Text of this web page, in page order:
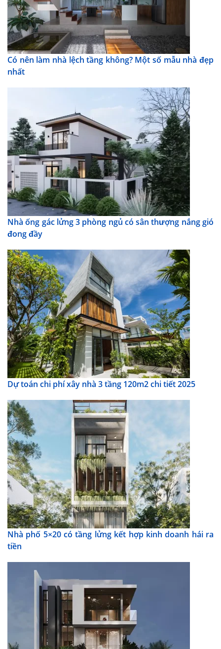
Có nên làm nhà lệch tầng không? Một số mẫu nhà đẹp
nhất
Nhà ống gác lửng 3 phòng ngủ có sân thượng nắng gió
đong đầy
Dự toán chi phí xây nhà 3 tầng 120m2 chi tiết 2025
Nhà phố 5×20 có tầng lửng kết hợp kinh doanh hái ra
tiền